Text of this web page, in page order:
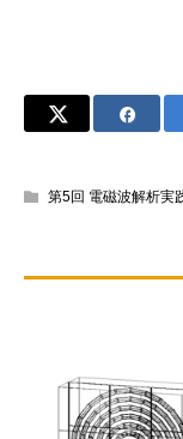
第5回 電磁波解析実